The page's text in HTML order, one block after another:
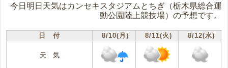
今日明日天気はカンセキスタジアムとちぎ（栃木県総合運
動公園陸上競技場）の予想です。
日 付 8/10(月) 8/11(火) 8/12(水)
天 気